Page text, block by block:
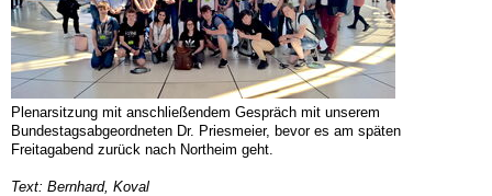
Plenarsitzung mit anschließendem Gespräch mit unserem
Bundestagsabgeordneten Dr. Priesmeier, bevor es am späten
Freitagabend zurück nach Northeim geht.
Text: Bernhard, Koval